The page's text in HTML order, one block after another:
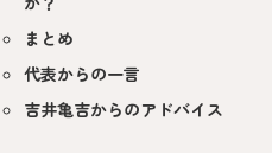
まとめ
代表からの一言
吉井亀吉からのアドバイス